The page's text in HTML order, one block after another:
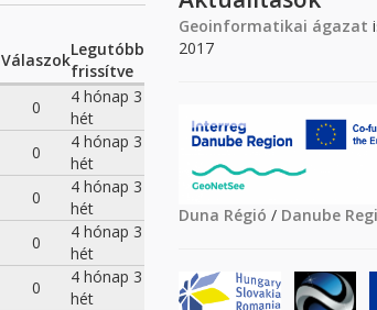
Válaszok
Legutóbb
frissítve
0
4 hónap 3
hét
0
4 hónap 3
hét
0
4 hónap 3
hét
0
4 hónap 3
hét
0
4 hónap 3
hét
Geoinformatikai ágazat
2017
Duna Régió / Danube